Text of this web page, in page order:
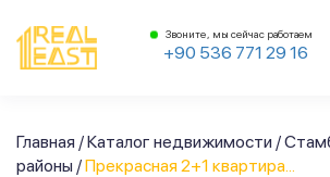
Звоните, мы сейчас работаем
+90 536 771 29 16
Главная /Каталог недвижимости /
районы /Прекрасная 2+1 квартира...